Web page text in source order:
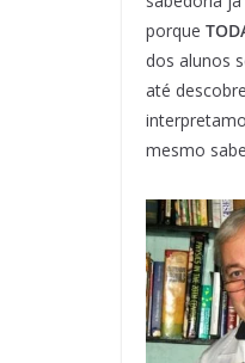
porque
dos alunos
até
mesmo